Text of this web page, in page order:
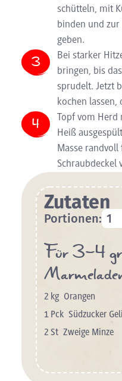
schütteln, mit
binden und zur
geben.
Bei starker
bringen, bis
sprudelt. Jetzt
kochen lassen,
Topf vom
Heiß
Masse
Schraubdeckel
Zutaten
Portionen:
Für 3–4
2 kg Orangen
1 Pck Südzucker
2 St Zweige Minze